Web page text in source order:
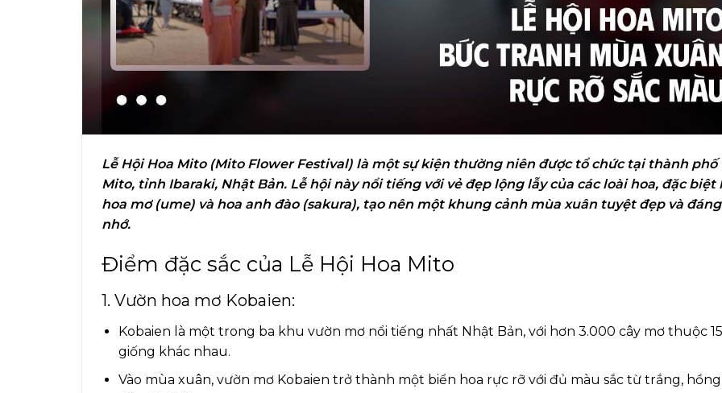
Lễ Hội Hoa Mito (Mito Flower Festival) là một sự kiện thường niên được tổ chức tại thành phố
Mito, tỉnh Ibaraki, Nhật Bản. Lễ hội này nổi tiếng với vẻ đẹp lộng lẫy của các loài hoa, đặc biệt
hoa mơ (ume) và hoa anh đào (sakura), tạo nên một khung cảnh mùa xuân tuyệt đẹp và đáng
nhớ.
Điểm đặc sắc của Lễ Hội Hoa Mito
1. Vườn hoa mơ Kobaien:
Kobaien là một trong ba khu vườn mơ nổi tiếng nhất Nhật Bản, với hơn 3.000 cây mơ thuộc
giống khác nhau.
Vào mùa xuân, vườn mơ Kobaien trở thành một biển hoa rực rỡ với đủ màu sắc từ trắng, hồng